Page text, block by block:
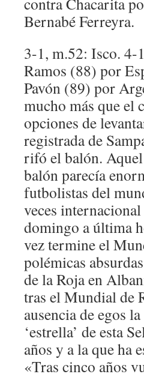
Bernabé Ferreyra.
3-1, m.52: Isco. 4-
Ramos (88) por
Pavón (89) por
mucho más que el
opciones de
registrada de
rifó el balón.
balón parecía
futbolistas del
veces
domingo a última
vez termine el
polémicas
de la Roja en
tras el Mundial de
ausencia de egos
‘estrella’ de esta
años y a la que ha
«Tras cinco años